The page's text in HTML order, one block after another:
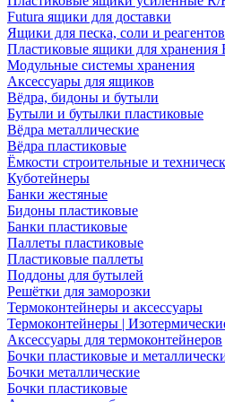
Futura ящики для доставки
Ящики для песка, соли и реагентов
Пластиковые ящики для хранения
Модульные системы хранения
Аксессуары для ящиков
Вёдра, бидоны и бутыли
Бутыли и бутылки пластиковые
Вёдра металлические
Вёдра пластиковые
Ёмкости строительные и
Куботейнеры
Банки жестяные
Бидоны пластиковые
Банки пластиковые
Паллеты пластиковые
Пластиковые паллеты
Поддоны для бутылей
Решётки для заморозки
Термоконтейнеры и аксессуары
Термоконтейнеры |
Аксессуары для термоконтейнеров
Бочки пластиковые и
Бочки металлические
Бочки пластиковые